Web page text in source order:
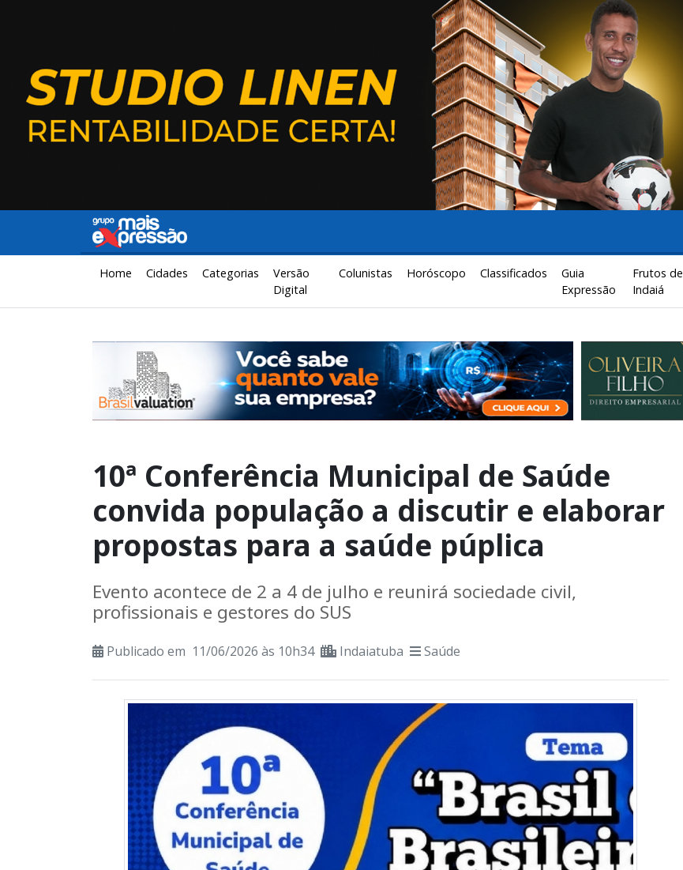
Home Cidades Categorias
Versão
Digital
Colunistas Horóscopo Classificados
Guia
Expressão
Frutos de
Indaiá
10ª Conferência Municipal de Saúde
convida população a discutir e elaborar
propostas para a saúde púplica
Evento acontece de 2 a 4 de julho e reunirá sociedade civil,
profissionais e gestores do SUS
Publicado em 11/06/2026 às 10h34 Indaiatuba Saúde